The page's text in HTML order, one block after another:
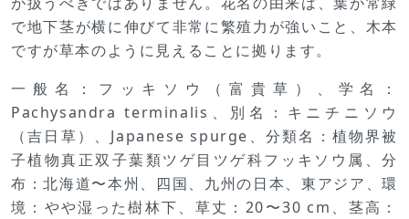
で地下茎が横に伸びて非常に繁殖力が強いこと、木本
ですが草本のように見えることに拠ります。
一般名：フッキソウ（富貴草）、学名：
Pachysandra terminalis、別名：キニチニソウ
（吉日草）、Japanese spurge、分類名：植物界被
子植物真正双子葉類ツゲ目ツゲ科フッキソウ属、分
布：北海道〜本州、四国、九州の日本、東アジア、環
境：やや湿った樹林下、草丈：20〜30 cm、茎高：